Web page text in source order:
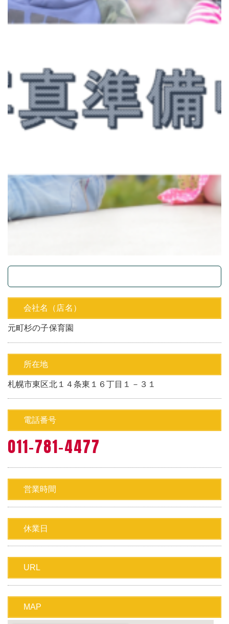
会社名（店名）
元町杉の子保育園
所在地
札幌市東区北１４条東１６丁目１－３１
電話番号
011-781-4477
営業時間
休業日
URL
MAP